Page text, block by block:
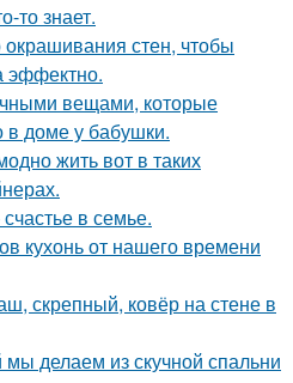
то знает.
стен, чтобы
эффектно.
вещами, которые
в доме у бабушки.
жить вот в таких
в семье.
кухонь от нашего времени
скрепный, ковёр на стене в
делаем из скучной спальни